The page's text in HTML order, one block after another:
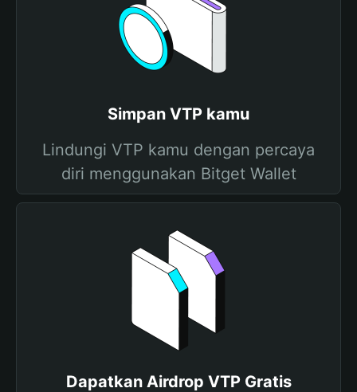
Simpan VTP kamu
Lindungi VTP kamu dengan percaya
diri menggunakan Bitget Wallet
Dapatkan Airdrop VTP Gratis